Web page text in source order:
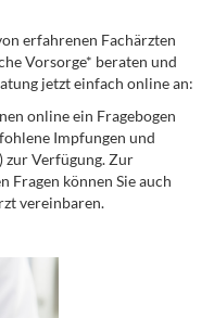
erfahrenen Fachärzten
Vorsorge* beraten und
jetzt einfach online an:
online ein Fragebogen
Impfungen und
zur Verfügung. Zur
Fragen können Sie auch
vereinbaren.